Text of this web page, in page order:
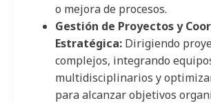
o mejora de procesos.
Gestión de Proyectos y
Estratégica: Dirigiendo
complejos, integrando
multidisciplinarios y
para alcanzar objetivos